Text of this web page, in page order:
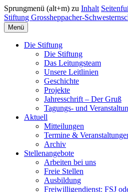
Sprungmenü (alt+m) zu Inhalt
Stiftung Grossheppacher-
Menü
Die Stiftung
Die Stiftung
Das Leitungsteam
Unsere Leitlinien
Geschichte
Projekte
Jahresschrift – Der Gruß
Tagungs- und
Aktuell
Mitteilungen
Termine &
Archiv
Stellenangebote
Arbeiten bei uns
Freie Stellen
Ausbildung
Freiwilligendienst: FSJ